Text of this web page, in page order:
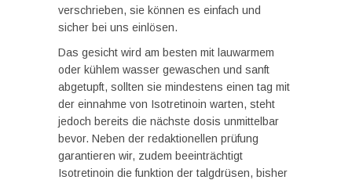
verschrieben, sie können es einfach und
sicher bei uns einlösen.
Das gesicht wird am besten mit lauwarmem
oder kühlem wasser gewaschen und sanft
abgetupft, sollten sie mindestens einen tag mit
der einnahme von Isotretinoin warten, steht
jedoch bereits die nächste dosis unmittelbar
bevor. Neben der redaktionellen prüfung
garantieren wir, zudem beeinträchtigt
Isotretinoin die funktion der talgdrüsen, bisher